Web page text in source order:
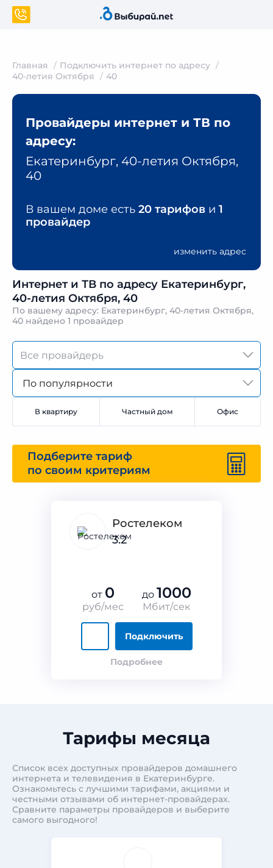
Главная
Подключить интернет по адресу
40-летия Октября
40
изменить адрес
Провайдеры интернет и ТВ по
адресу:
Екатеринбург, 40-летия Октября,
40
В вашем доме есть 20 тарифов и 1
провайдер
Интернет и ТВ по адресу Екатеринбург,
40-летия Октября, 40
По вашему адресу: Екатеринбург, 40-летия Октября,
40 найдено 1 провайдер
По популярности
В квартиру Частный дом Офис
Подберите тариф
по своим критериям
Ростелеком
3.2
от 0
руб/мес
до 1000
Мбит/сек
Подключить
Подробнее
Тарифы месяца
Список всех доступных провайдеров домашнего
интернета и телевидения в Екатеринбурге.
Ознакомьтесь с лучшими тарифами, акциями и
честными отзывами об интернет-провайдерах.
Сравните параметры провайдеров и выберите
самого выгодного!